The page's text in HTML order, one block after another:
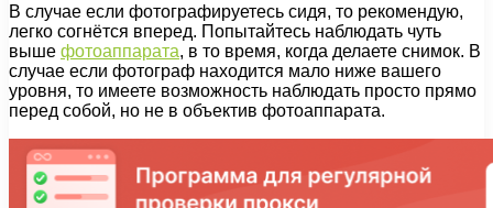
В случае если фотографируетесь сидя, то рекомендую,
легко согнётся вперед. Попытайтесь наблюдать чуть
выше фотоаппарата, в то время, когда делаете снимок. В
случае если фотограф находится мало ниже вашего
уровня, то имеете возможность наблюдать просто прямо
перед собой, но не в объектив фотоаппарата.